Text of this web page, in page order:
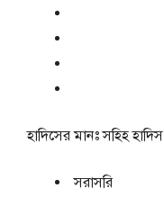
হাদিসের মানঃসহিহ হাদিস
সরাসরি